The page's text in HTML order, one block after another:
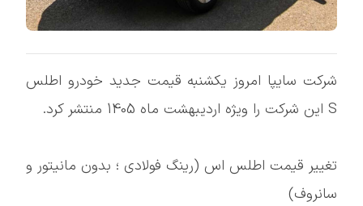
شرکت سایپا امروز یکشنبه قیمت جدید خودرو اطلس
S این شرکت را ویژه اردیبهشت ماه 1405 منتشر کرد.
تغییر قیمت اطلس اس (رینگ فولادی ؛ بدون مانیتور و
سانروف)